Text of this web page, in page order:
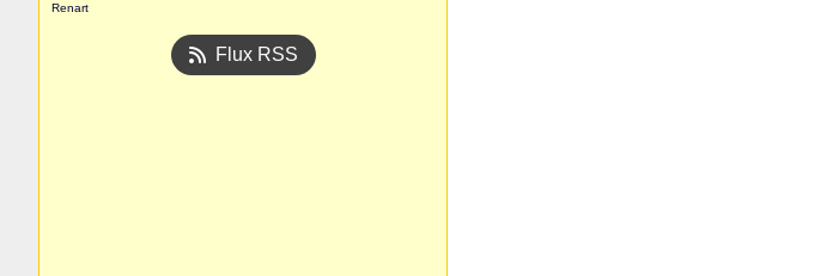
Renart
Flux RSS